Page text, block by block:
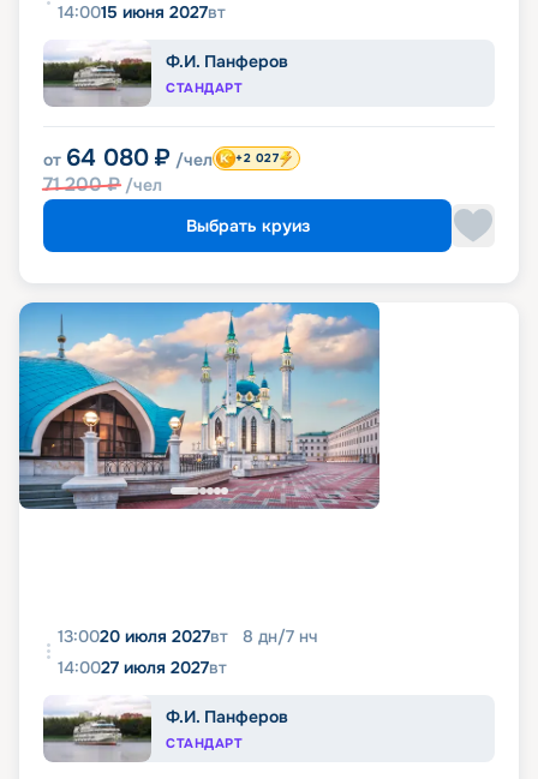
14:0015 июня 2027вт
Ф.И. Панферов
СТАНДАРТ
от 64 080 ₽ /чел
71 200₽ /чел
+2 027
Выбрать круиз
13:0020 июля 2027вт 8 дн/7 нч
14:0027 июля 2027вт
Ф.И. Панферов
СТАНДАРТ